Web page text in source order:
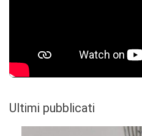
Ultimi pubblicati